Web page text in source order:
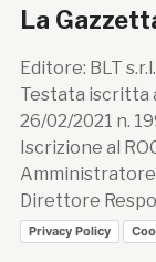
La
Editore: BLT
Testata iscritta
26/02/2021 n.
Iscrizione al
Direttore
Privacy Policy